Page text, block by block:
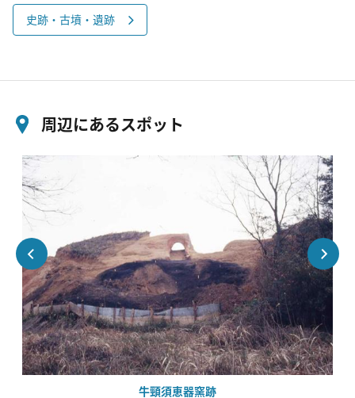
史跡・古墳・遺跡
周辺にあるスポット
牛頸須恵器窯跡